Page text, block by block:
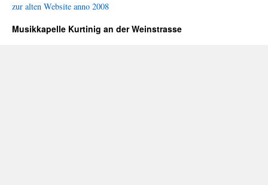
zur alten Website anno 2008
Musikkapelle Kurtinig an der Weinstrasse